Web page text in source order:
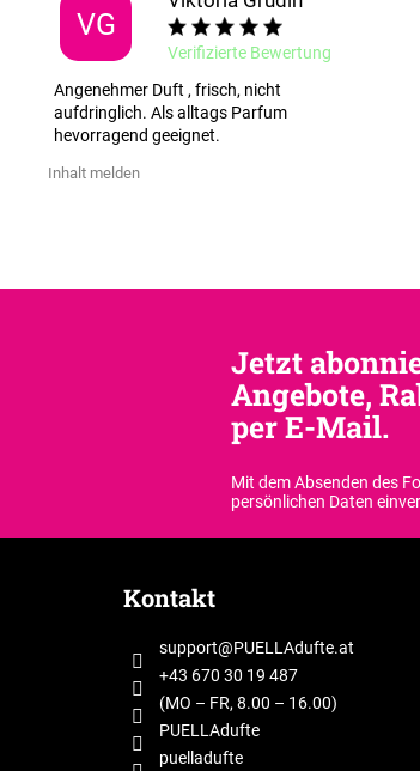
VG
Verifizierte Bewertung
Angenehmer Duft , frisch, nicht
aufdringlich. Als alltags Parfum
hevorragend geeignet.
Inhalt melden
Jetzt
Angebote,
per E-Mail.
Mit dem Absenden des
persönlichen Daten
Kontakt
support@PUELLAdufte.at
+43 670 30 19 487
(MO – FR, 8.00 – 16.00)
PUELLAdufte
puelladufte